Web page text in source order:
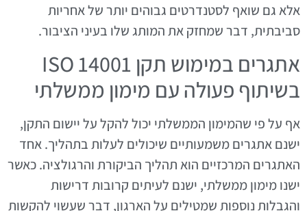
אלא גם שואף לסטנדרטים גבוהים יותר של אחריות
סביבתית, דבר שמחזק את המותג שלו בעיני הציבור.
אתגרים במימוש תקן ISO 14001
בשיתוף פעולה עם מימון ממשלתי
אף על פי שהמימון הממשלתי יכול להקל על יישום התקן,
ישנם אתגרים משמעותיים שיכולים לעלות בתהליך. אחד
האתגרים המרכזיים הוא תהליך הביקורת והרגולציה. כאשר
ישנו מימון ממשלתי, ישנם לעיתים קרובות דרישות
והגבלות נוספות שמטילים על הארגון, דבר שעשוי להקשות